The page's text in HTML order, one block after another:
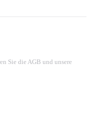
Sie die AGB und unsere